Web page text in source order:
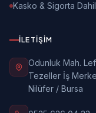
Kasko & Sigorta Dahil
İLETIŞIM
Odunluk Mah.
Tezeller İş
Nilüfer / Bursa